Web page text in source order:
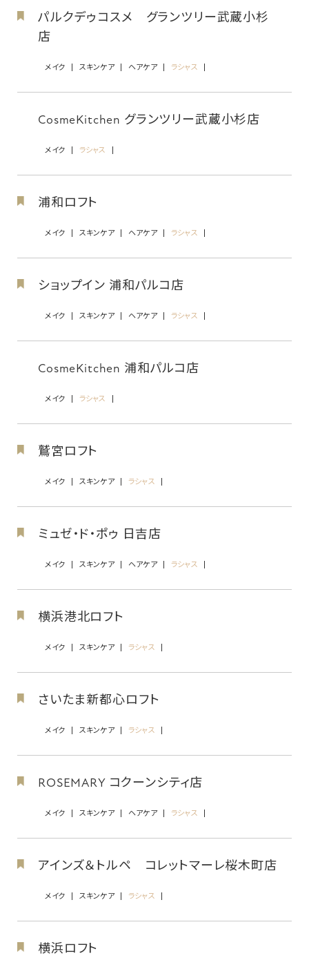
パルクデゥコスメ グランツリー武蔵小杉
店
メイク スキンケア ヘアケア ラシャス
CosmeKitchen グランツリー武蔵小杉店
メイク ラシャス
浦和ロフト
メイク スキンケア ヘアケア ラシャス
ショップイン 浦和パルコ店
メイク スキンケア ヘアケア ラシャス
CosmeKitchen 浦和パルコ店
メイク ラシャス
鷲宮ロフト
メイク スキンケア ラシャス
ミュゼ・ド・ポゥ 日吉店
メイク スキンケア ヘアケア ラシャス
横浜港北ロフト
メイク スキンケア ラシャス
さいたま新都心ロフト
メイク スキンケア ラシャス
ROSEMARY コクーンシティ店
メイク スキンケア ヘアケア ラシャス
アインズ＆トルペ コレットマーレ桜木町店
メイク スキンケア ラシャス
横浜ロフト